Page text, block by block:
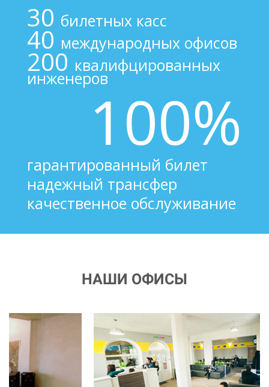
30 билетных касс
40 международных офисов
200 квалифцированных
инженеров
100%
гарантированный билет
надежный трансфер
качественное обслуживание
НАШИ ОФИСЫ